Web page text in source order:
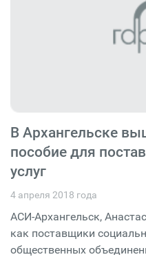
В Архангельске
пособие для
услуг
4 апреля 2018 года
АСИ-Архангельск,
как поставщики
общественных